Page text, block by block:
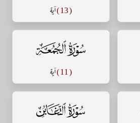
( 13 ) آية
سورة الجمعة
( 11 ) آية
سورة التغابن